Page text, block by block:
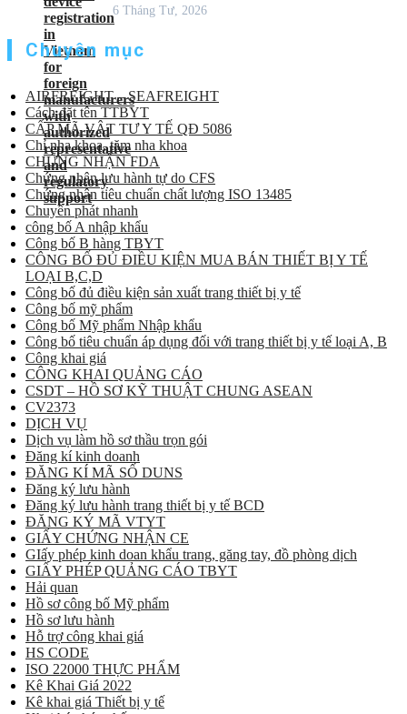
6 Tháng Tư, 2026
Chuyên mục
AIRFREIGHT – SEAFREIGHT
Cách đặt tên TTBYT
CẤP MÃ VẬT TƯ Y TẾ QĐ 5086
Chỉ nha khoa, tăm nha khoa
CHỨNG NHẬN FDA
Chứng nhận lưu hành tự do CFS
Chứng nhận tiêu chuẩn chất lượng ISO 13485
Chuyển phát nhanh
công bố A nhập khẩu
Công bố B hàng TBYT
CÔNG BỐ ĐỦ ĐIỀU KIỆN MUA BÁN THIẾT BỊ Y TẾ
LOẠI B,C,D
Công bố đủ điều kiện sản xuất trang thiết bị y tế
Công bố mỹ phẩm
Công bố Mỹ phẩm Nhập khẩu
Công bố tiêu chuẩn áp dụng đối với trang thiết bị y tế loại A, B
Công khai giá
CÔNG KHAI QUẢNG CÁO
CSDT – HỒ SƠ KỸ THUẬT CHUNG ASEAN
CV2373
DỊCH VỤ
Dịch vụ làm hồ sơ thầu trọn gói
Đăng kí kinh doanh
ĐĂNG KÍ MÃ SỐ DUNS
Đăng ký lưu hành
Đăng ký lưu hành trang thiết bị y tế BCD
ĐĂNG KÝ MÃ VTYT
GIẤY CHỨNG NHẬN CE
GIấy phép kinh doan khẩu trang, găng tay, đồ phòng dịch
GIẤY PHÉP QUẢNG CÁO TBYT
Hải quan
Hồ sơ công bố Mỹ phẩm
Hồ sơ lưu hành
Hỗ trợ công khai giá
HS CODE
ISO 22000 THỰC PHẨM
Kê Khai Giá 2022
Kê khai giá Thiết bị y tế